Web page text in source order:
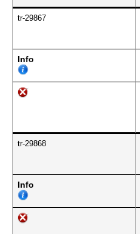
tr-29867
Info
tr-29868
Info